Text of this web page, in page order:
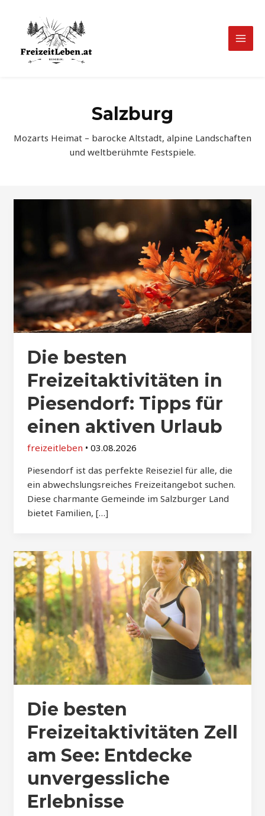
springen
Main
Salzburg
Mozarts Heimat – barocke Altstadt, alpine Landschaften
und weltberühmte Festspiele.
Die besten
Freizeitaktivitäten in
Piesendorf: Tipps für
einen aktiven Urlaub
freizeitleben • 03.08.2026
Piesendorf ist das perfekte Reiseziel für alle, die
ein abwechslungsreiches Freizeitangebot suchen.
Diese charmante Gemeinde im Salzburger Land
bietet Familien, […]
Die besten
Freizeitaktivitäten Zell
am See: Entdecke
unvergessliche
Erlebnisse